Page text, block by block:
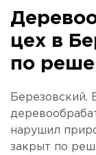
цех в
по
Березовский.
нарушил
закрыт по